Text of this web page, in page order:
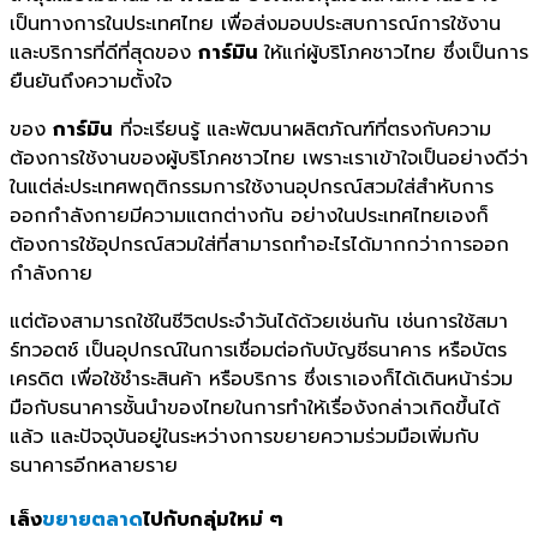
เป็นทางการในประเทศไทย เพื่อส่งมอบประสบการณ์การใช้งาน
และบริการที่ดีที่สุดของ การ์มินให้แก่ผู้บริโภคชาวไทย ซึ่งเป็นการ
ยืนยันถึงความตั้งใจ
ของ การ์มิน ที่จะเรียนรู้ และพัฒนาผลิตภัณฑ์ที่ตรงกับความ
ต้องการใช้งานของผู้บริโภคชาวไทย เพราะเราเข้าใจเป็นอย่างดีว่า
ในแต่ล่ะประเทศพฤติกรรมการใช้งานอุปกรณ์สวมใส่สำหับการ
ออกกำลังกายมีความแตกต่างกัน อย่างในประเทศไทยเองก็
ต้องการใช้อุปกรณ์สวมใส่ที่สามารถทำอะไรได้มากกว่าการออก
กำลังกาย
แต่ต้องสามารถใช้ในชีวิตประจำวันได้ด้วยเช่นกัน เช่นการใช้สมา
ร์ทวอตช์ เป็นอุปกรณ์ในการเชื่อมต่อกับบัญชีธนาคาร หรือบัตร
เครดิต เพื่อใช้ชำระสินค้า หรือบริการ ซึ่งเราเองก็ได้เดินหน้าร่วม
มือกับธนาคารชั้นนำของไทยในการทำให้เรื่องังกล่าวเกิดขึ้นได้
แล้ว และปัจจุบันอยู่ในระหว่างการขยายความร่วมมือเพิ่มกับ
ธนาคารอีกหลายราย
เล็งขยายตลาดไปกับกลุ่มใหม่ ๆ